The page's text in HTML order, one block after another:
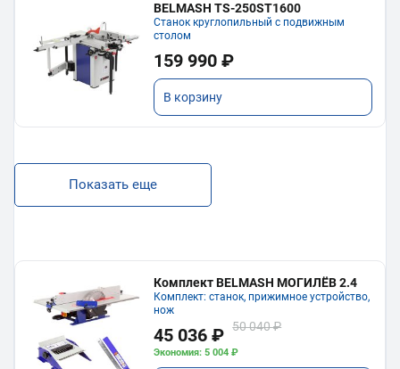
BELMASH TS-250ST1600
Станок круглопильный с подвижным
столом
159 990 ₽
В корзину
Показать еще
Комплект BELMASH МОГИЛЁВ 2.4
Комплект: станок, прижимное устройство,
нож
45 036 ₽ 50 040 ₽
Экономия: 5 004 ₽